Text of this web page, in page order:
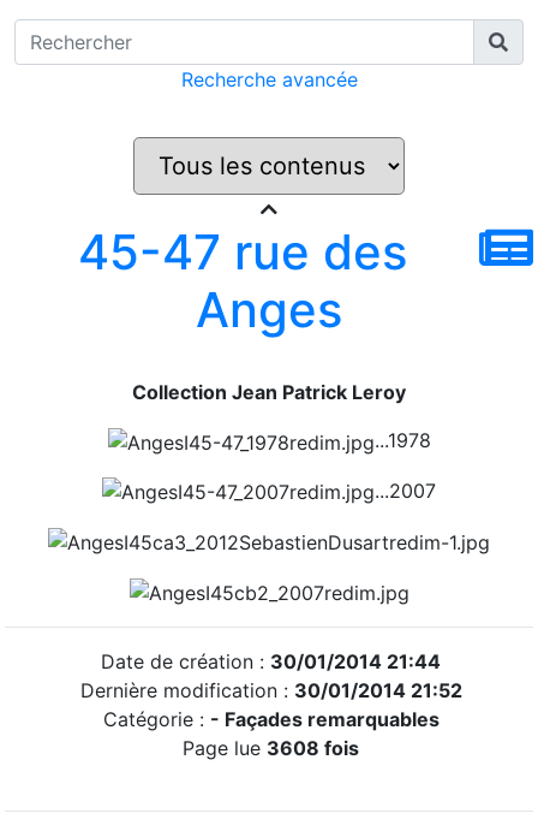
Recherche avancée
45-47 rue des
Anges
Collection Jean Patrick Leroy
...1978
...2007
Date de création : 30/01/2014 21:44
Dernière modification : 30/01/2014 21:52
Catégorie : - Façades remarquables
Page lue 3608 fois